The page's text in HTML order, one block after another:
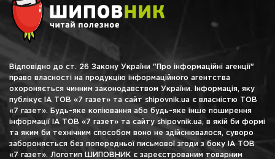
Відповідно до ст. 26 Закону України "Про інформаційні агенції"
право власності на продукцію інформаційного агентства
охороняється чинним законодавством України. Інформація, яку
публікує ІА ТОВ «7 газет» та сайт shipovnik.ua є власністю ТОВ
«7 газет». Будь-яке копіювання або будь-яке інше поширення
інформації ІА ТОВ «7 газет» та сайту shipovnik.ua, в якій би формі
та яким би технічним способом воно не здійснювалося, суворо
забороняється без попередньої письмової згоди з боку ІА ТОВ
«7 газет». Логотип ШИПОВНИК є зареєстрованим товарним